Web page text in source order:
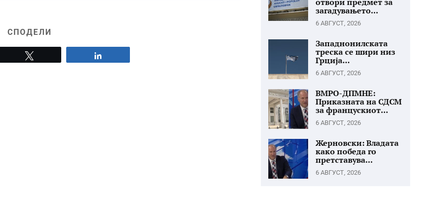
СПОДЕЛИ
загадувањето...
6 АВГУСТ, 2026
Западнонилската
треска се шири низ
Грција...
6 АВГУСТ, 2026
ВМРО-ДПМНЕ:
Приказната на СДСМ
за францускиот...
6 АВГУСТ, 2026
Жерновски: Владата
како победа го
претставува...
6 АВГУСТ, 2026